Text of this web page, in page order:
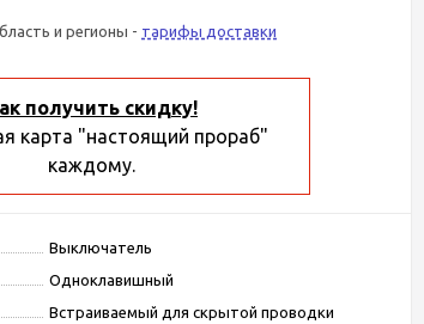
и регионы - тарифы доставки
получить скидку!
карта "настоящий прораб"
каждому.
Выключатель
Одноклавишный
Встраиваемый для скрытой проводки